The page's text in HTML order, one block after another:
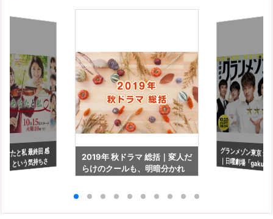
なたと私 最終回 感
」という気持ちさ
に進める。
2019年 秋ドラマ 総括｜変人だ
らけのクールも、明暗分かれ
グランメゾン東京 最
｜日曜劇場「gaku
い！